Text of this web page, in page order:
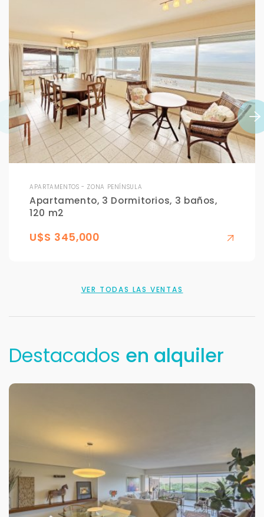
APARTAMENTOS - ZONA PENÍNSULA
Apartamento, 3 Dormitorios, 3 baños,
120 m2
U$S 345,000
VER TODAS LAS VENTAS
Destacados en alquiler